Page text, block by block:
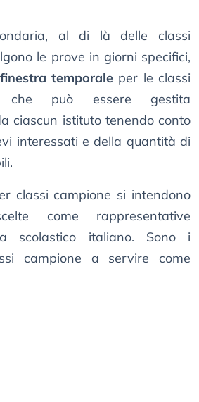
al di là delle classi
le prove in giorni specifici,
finestra temporale per le classi
che può essere gestita
ciascun istituto tenendo conto
interessati e della quantità di
classi campione si intendono
come rappresentative
scolastico italiano. Sono i
campione a servire come